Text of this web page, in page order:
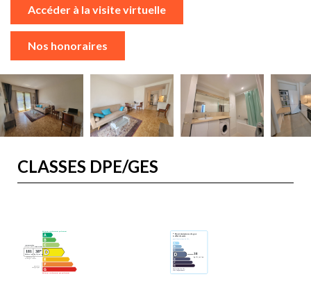
Accéder à la visite virtuelle
Nos honoraires
CLASSES DPE/GES